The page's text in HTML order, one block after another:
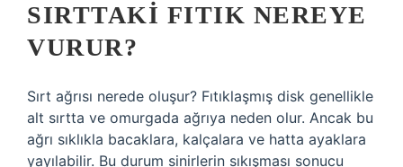
SIRTTAKI FITIK NEREYE
VURUR?
Sırt ağrısı nerede oluşur? Fıtıklaşmış disk genellikle
alt sırtta ve omurgada ağrıya neden olur. Ancak bu
ağrı sıklıkla bacaklara, kalçalara ve hatta ayaklara
yayılabilir. Bu durum sinirlerin sıkışması sonucu